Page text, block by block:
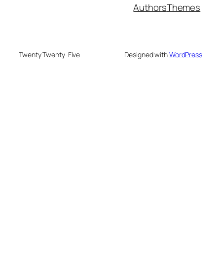
AuthorsThemes
Twenty Twenty-Five Designed withWordPress